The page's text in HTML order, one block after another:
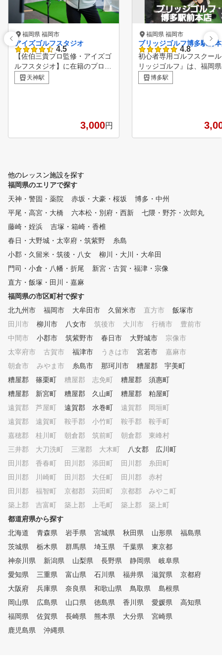
福岡県 福岡市
アイズゴルフスタジオ
4.5
【佐伯三貴プロ監修・アイズゴ
ルフスタジオ】に在籍のプロは
、現在も試合に出場している現
役トーナメントプロです。『松
っています。まだクラブを握っ
者など、年齢やレベルに問わず
、すべてのお客様に合わせたレ
ッスンが可能です。豊富な練習
戦略も伝授、クラブのお悩みも
ご相談ください。アートレイの
い動きも解析いたします🎵ぜひ
一度ご体験ください！
天神駅
3,000円
福岡県 福岡市
ブリッジゴルフ博多駅前
4.8
初心者専用ゴルフスクー
リッジゴルフ』は、福岡
市博多区に店舗を持つ 福
初の初心者専用というコ
分。 アクセスは最高で、
ルフレッスン」をコンセ
サービスを多数ご用意し
ューをご提案 －－－－－
－－－－－－－－－－－
2〜3回／週は通いながら
目指しています。 つまり
に掛かる練習費用は2万円
まった費用をかけて「自
ヤミクモ練習」を積み重
たり、更にレッスン費が
たり。 それではいくら練習し
ても上手くなるのは難し
ール『ブリッジゴルフ』
額制で通い放題のレッス
にせずに、何回でもゴル
ができますよ^_^
博多駅
他のレッスン施設を探す
福岡県のエリアで探す
天神・警固・薬院
赤坂・大豪・桜坂
博多・中州
平尾・高宮・大橋
六本松・別府・西新
七隈・野芥・次郎丸
藤崎・姪浜
吉塚・箱崎・香椎
春日・大野城・太宰府・筑紫野
糸島
小郡・久留米・筑後・八女
柳川・大川・大牟田
門司・小倉・八幡・折尾
新宮・古賀・福津・宗像
直方・飯塚・田川・嘉麻
福岡県の市区町村で探す
北九州市
福岡市 大牟田市 久留米市 直方市
飯塚市
田川市
柳川市 八女市 筑後市 大川市 行橋市
豊前市
中間市
小郡市 筑紫野市 春日市 大野城市
宗像市
太宰府市
古賀市 福津市 うきは市 宮若市
嘉麻市
朝倉市
みやま市 糸島市 那珂川市
糟屋郡 宇美町
糟屋郡 篠栗町
糟屋郡 志免町
糟屋郡 須惠町
糟屋郡 新宮町
糟屋郡 久山町
糟屋郡 粕屋町
遠賀郡 芦屋町
遠賀郡 水巻町
遠賀郡 岡垣町
遠賀郡 遠賀町
鞍手郡 小竹町
鞍手郡 鞍手町
嘉穂郡 桂川町
朝倉郡 筑前町
朝倉郡 東峰村
三井郡 大刀洗町
三潴郡 大木町
八女郡 広川町
田川郡 香春町
田川郡 添田町
田川郡 糸田町
田川郡 川崎町
田川郡 大任町
田川郡 赤村
田川郡 福智町
京都郡 苅田町
京都郡 みやこ町
築上郡 吉富町
築上郡 上毛町
築上郡 築上町
都道府県から探す
北海道
青森県 岩手県 宮城県 秋田県 山形県
福島県
茨城県
栃木県 群馬県 埼玉県 千葉県
東京都
神奈川県
新潟県 山梨県 長野県 静岡県
岐阜県
愛知県
三重県 富山県 石川県 福井県 滋賀県
京都府
大阪府
兵庫県 奈良県 和歌山県 鳥取県
島根県
岡山県
広島県 山口県 徳島県 香川県 愛媛県
高知県
福岡県
佐賀県 長崎県 熊本県 大分県
宮崎県
鹿児島県
沖縄県